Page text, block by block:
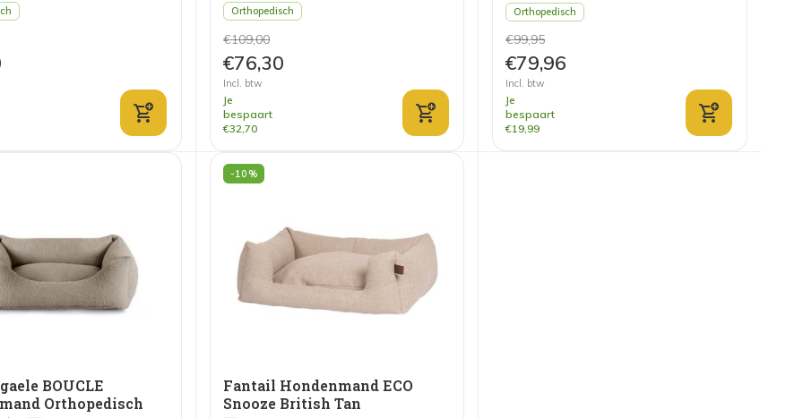
Orthopedisch
€109,00
€76,30
Incl. btw
Je
bespaart
€32,70
Orthopedisch
€99,95
€79,96
Incl. btw
Je
bespaart
€19,99
BOUCLE
Orthopedisch
-10%
Fantail Hondenmand ECO
Snooze British Tan